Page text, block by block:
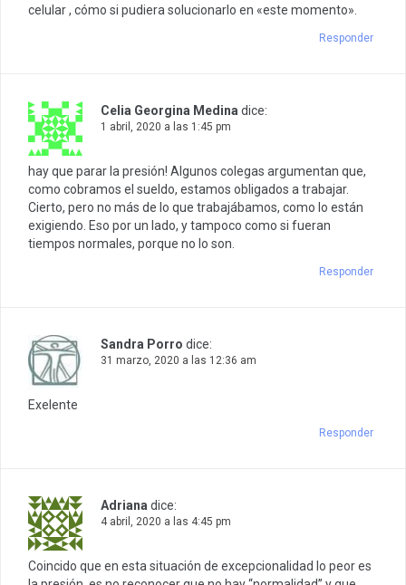
celular , cómo si pudiera solucionarlo en «este momento».
Responder
Celia Georgina Medina dice:
1 abril, 2020 a las 1:45 pm
hay que parar la presión! Algunos colegas argumentan que,
como cobramos el sueldo, estamos obligados a trabajar.
Cierto, pero no más de lo que trabajábamos, como lo están
exigiendo. Eso por un lado, y tampoco como si fueran
tiempos normales, porque no lo son.
Responder
Sandra Porro dice:
31 marzo, 2020 a las 12:36 am
Exelente
Responder
Adriana dice:
4 abril, 2020 a las 4:45 pm
Coincido que en esta situación de excepcionalidad lo peor es